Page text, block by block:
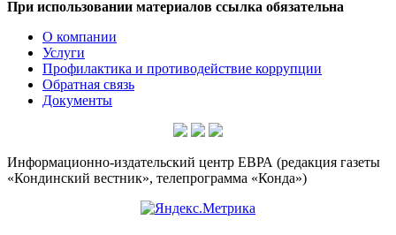
При использовании материалов ссылка обязательна
О компании
Услуги
Профилактика и противодействие коррупции
Обратная связь
Документы
Информационно-издательский центр ЕВРА (редакция газеты
«Кондинский вестник», телепрограмма «Конда»)